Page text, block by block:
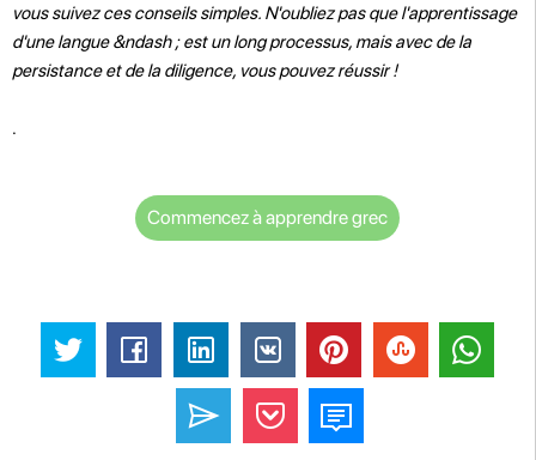
vous suivez ces conseils simples. N'oubliez pas que l'apprentissage
d'une langue &ndash ; est un long processus, mais avec de la
persistance et de la diligence, vous pouvez réussir !
.
Commencez à apprendre grec